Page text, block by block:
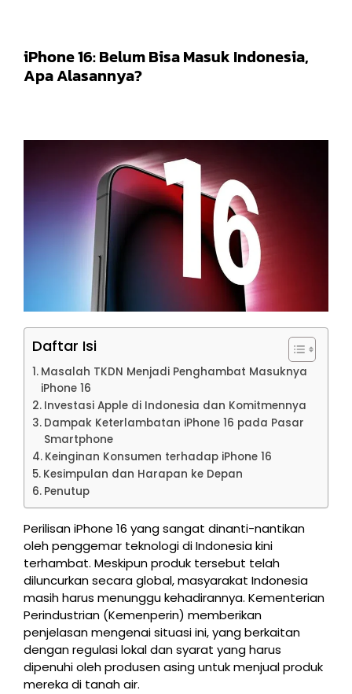
iPhone 16: Belum Bisa Masuk Indonesia,
Apa Alasannya?
Daftar Isi
Masalah TKDN Menjadi Penghambat Masuknya
iPhone 16
Investasi Apple di Indonesia dan Komitmennya
Dampak Keterlambatan iPhone 16 pada Pasar
Smartphone
Keinginan Konsumen terhadap iPhone 16
Kesimpulan dan Harapan ke Depan
Penutup
Perilisan iPhone 16 yang sangat dinanti-nantikan
oleh penggemar teknologi di Indonesia kini
terhambat. Meskipun produk tersebut telah
diluncurkan secara global, masyarakat Indonesia
masih harus menunggu kehadirannya. Kementerian
Perindustrian (Kemenperin) memberikan
penjelasan mengenai situasi ini, yang berkaitan
dengan regulasi lokal dan syarat yang harus
dipenuhi oleh produsen asing untuk menjual produk
mereka di tanah air.